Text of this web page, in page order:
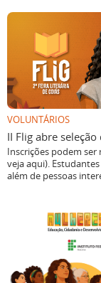
VOLUNTÁRIOS
II Flig abre
Inscrições podem ser
veja aqui).
além de pessoas